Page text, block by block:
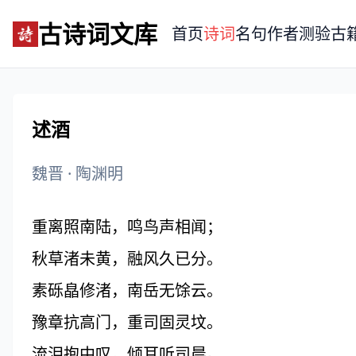
古诗词文库 首页诗词名句作者测验古
述酒
魏晋 · 陶渊明
重离照南陆，鸣鸟声相闻；
秋草渚未黄，融风久已分。
素砾皛修渚，南岳无馀云。
豫章抗高门，重司固灵坟。